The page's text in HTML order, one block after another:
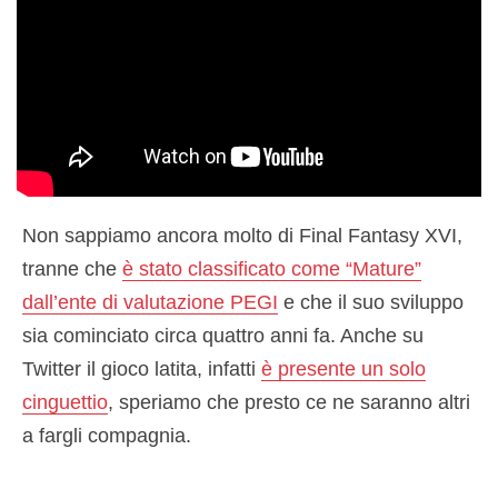
Non sappiamo ancora molto di Final Fantasy XVI,
tranne che è stato classificato come “Mature”
dall’ente di valutazione PEGI e che il suo sviluppo
sia cominciato circa quattro anni fa. Anche su
Twitter il gioco latita, infatti è presente un solo
cinguettio, speriamo che presto ce ne saranno altri
a fargli compagnia.